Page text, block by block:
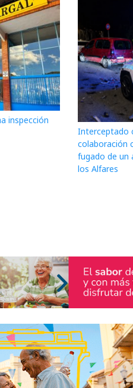
inspección
Interceptado
colaboración
fugado de un
los Alfares